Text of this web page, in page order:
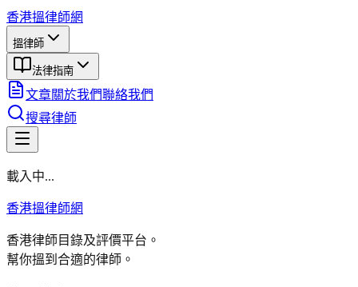
香港搵律師網
搵律師
法律指南
文章關於我們聯絡我們
搜尋律師
載入中...
香港搵律師網
香港律師目錄及評價平台。
幫你搵到合適的律師。